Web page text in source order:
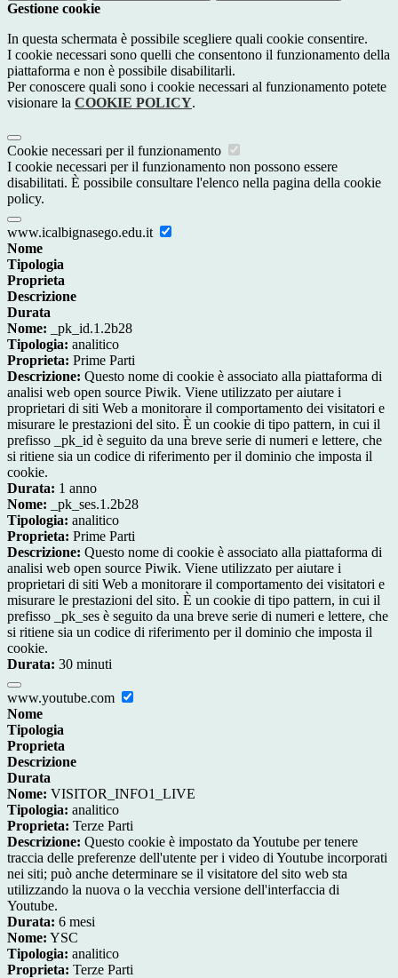
Gestione cookie
In questa schermata è possibile scegliere quali cookie consentire.
I cookie necessari sono quelli che consentono il funzionamento della
piattaforma e non è possibile disabilitarli.
Per conoscere quali sono i cookie necessari al funzionamento potete
visionare la COOKIE POLICY.
Cookie necessari per il funzionamento
I cookie necessari per il funzionamento non possono essere
disabilitati. È possibile consultare l'elenco nella pagina della cookie
policy.
www.icalbignasego.edu.it
Nome
Tipologia
Proprieta
Descrizione
Durata
Nome: _pk_id.1.2b28
Tipologia: analitico
Proprieta: Prime Parti
Descrizione: Questo nome di cookie è associato alla piattaforma di
analisi web open source Piwik. Viene utilizzato per aiutare i
proprietari di siti Web a monitorare il comportamento dei visitatori e
misurare le prestazioni del sito. È un cookie di tipo pattern, in cui il
prefisso _pk_id è seguito da una breve serie di numeri e lettere, che
si ritiene sia un codice di riferimento per il dominio che imposta il
cookie.
Durata: 1 anno
Nome: _pk_ses.1.2b28
Tipologia: analitico
Proprieta: Prime Parti
Descrizione: Questo nome di cookie è associato alla piattaforma di
analisi web open source Piwik. Viene utilizzato per aiutare i
proprietari di siti Web a monitorare il comportamento dei visitatori e
misurare le prestazioni del sito. È un cookie di tipo pattern, in cui il
prefisso _pk_ses è seguito da una breve serie di numeri e lettere, che
si ritiene sia un codice di riferimento per il dominio che imposta il
cookie.
Durata: 30 minuti
www.youtube.com
Nome
Tipologia
Proprieta
Descrizione
Durata
Nome: VISITOR_INFO1_LIVE
Tipologia: analitico
Proprieta: Terze Parti
Descrizione: Questo cookie è impostato da Youtube per tenere
traccia delle preferenze dell'utente per i video di Youtube incorporati
nei siti; può anche determinare se il visitatore del sito web sta
utilizzando la nuova o la vecchia versione dell'interfaccia di
Youtube.
Durata: 6 mesi
Nome: YSC
Tipologia: analitico
Proprieta: Terze Parti